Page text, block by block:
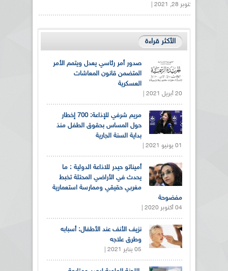
أكتوبر 28, 2021 |
الأكثر قراءة
صدور أمر رئاسي يعدل ويتمم الأمر
المتضمن قانون المعاشات
العسكرية
20 أبريل 2021 |
مريم شرفي للإذاعة: 700 إخطار
حول المساس بحقوق الطفل منذ
بداية السنة الجارية
01 يونيو 2021 |
أميناتو حيدر للاذاعة الدولية : ما
يحدث في الأراضي المحتلة تخبط
مغربي حقيقي وممارسة استعمارية
مفضوحة
04 أكتوبر 2020 |
نزيف الأنف عند الأطفال: أسبابه
وطرق علاجه
05 يناير 2021 |